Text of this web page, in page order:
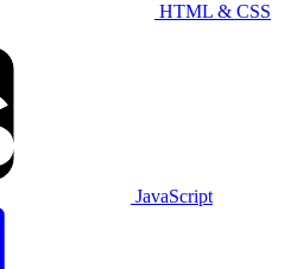
HTML & CSS
JavaScript